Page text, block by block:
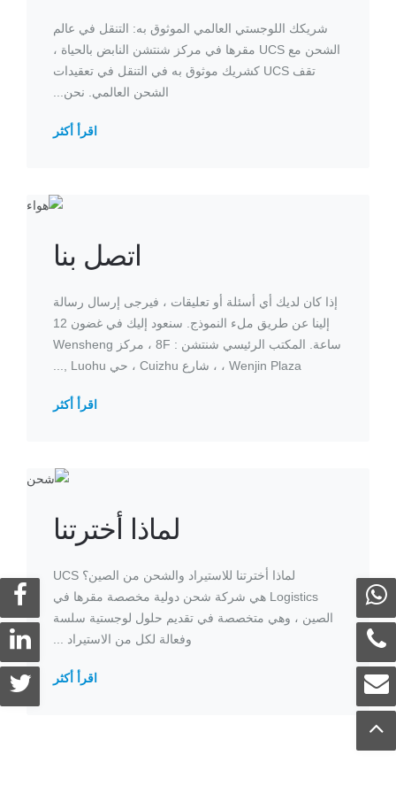
شريكك اللوجستي العالمي الموثوق به: التنقل في عالم
الشحن مع UCS مقرها في مركز شنتشن النابض بالحياة ،
تقف UCS كشريك موثوق به في التنقل في تعقيدات
الشحن العالمي. نحن...
اقرأ أكثر
اتصل بنا
إذا كان لديك أي أسئلة أو تعليقات ، فيرجى إرسال رسالة
إلينا عن طريق ملء النموذج. سنعود إليك في غضون 12
ساعة. المكتب الرئيسي شنتشن : 8F ، مركز Wensheng
، Wenjin Plaza ، شارع Cuizhu ، حي Luohu ,...
اقرأ أكثر
لماذا أخترتنا
لماذا أخترتنا للاستيراد والشحن من الصين؟ UCS
Logistics هي شركة شحن دولية مخصصة مقرها في
الصين ، وهي متخصصة في تقديم حلول لوجستية سلسة
وفعالة لكل من الاستيراد ...
اقرأ أكثر